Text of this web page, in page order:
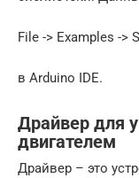
File -> Examples ->
в Arduino IDE.
Драйвер для
двигателем
Драйвер – это